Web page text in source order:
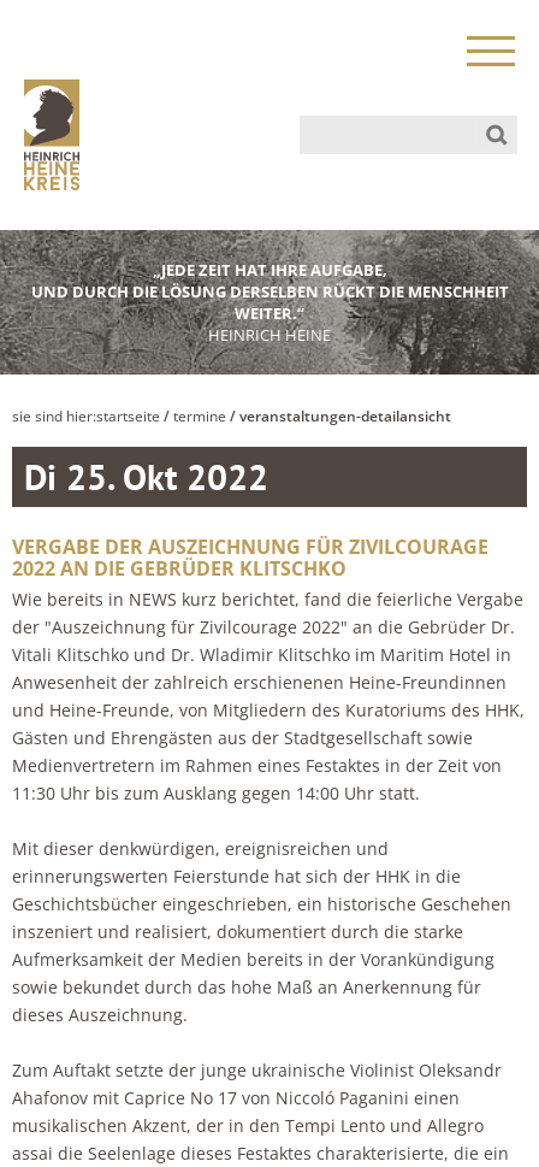
„JEDE ZEIT HAT IHRE AUFGABE,
UND DURCH DIE LÖSUNG DERSELBEN RÜCKT DIE MENSCHHEIT
WEITER.“
HEINRICH HEINE
sie sind hier:startseite /termine / veranstaltungen-detailansicht
Di 25. Okt 2022
VERGABE DER AUSZEICHNUNG FÜR ZIVILCOURAGE
2022 AN DIE GEBRÜDER KLITSCHKO
Wie bereits in NEWS kurz berichtet, fand die feierliche Vergabe
der "Auszeichnung für Zivilcourage 2022" an die Gebrüder Dr.
Vitali Klitschko und Dr. Wladimir Klitschko im Maritim Hotel in
Anwesenheit der zahlreich erschienenen Heine-Freundinnen
und Heine-Freunde, von Mitgliedern des Kuratoriums des HHK,
Gästen und Ehrengästen aus der Stadtgesellschaft sowie
Medienvertretern im Rahmen eines Festaktes in der Zeit von
11:30 Uhr bis zum Ausklang gegen 14:00 Uhr statt.
Mit dieser denkwürdigen, ereignisreichen und
erinnerungswerten Feierstunde hat sich der HHK in die
Geschichtsbücher eingeschrieben, ein historische Geschehen
inszeniert und realisiert, dokumentiert durch die starke
Aufmerksamkeit der Medien bereits in der Vorankündigung
sowie bekundet durch das hohe Maß an Anerkennung für
dieses Auszeichnung.
Zum Auftakt setzte der junge ukrainische Violinist Oleksandr
Ahafonov mit Caprice No 17 von Niccoló Paganini einen
musikalischen Akzent, der in den Tempi Lento und Allegro
assai die Seelenlage dieses Festaktes charakterisierte, die ein